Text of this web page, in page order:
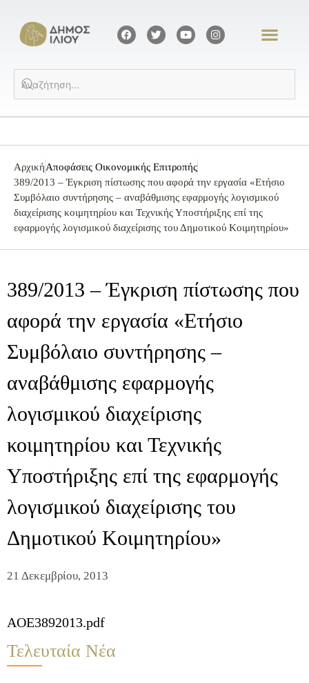
ΑρχικήΑποφάσεις Οικονομικής Επιτροπής
389/2013 – Έγκριση πίστωσης που αφορά την εργασία «Ετήσιο
Συμβόλαιο συντήρησης – αναβάθμισης εφαρμογής λογισμικού
διαχείρισης κοιμητηρίου και Τεχνικής Υποστήριξης επί της
εφαρμογής λογισμικού διαχείρισης του Δημοτικού Κοιμητηρίου»
389/2013 – Έγκριση πίστωσης που
αφορά την εργασία «Ετήσιο
Συμβόλαιο συντήρησης –
αναβάθμισης εφαρμογής
λογισμικού διαχείρισης
κοιμητηρίου και Τεχνικής
Υποστήριξης επί της εφαρμογής
λογισμικού διαχείρισης του
Δημοτικού Κοιμητηρίου»
21 Δεκεμβρίου, 2013
AOE3892013.pdf
Τελευταία Νέα